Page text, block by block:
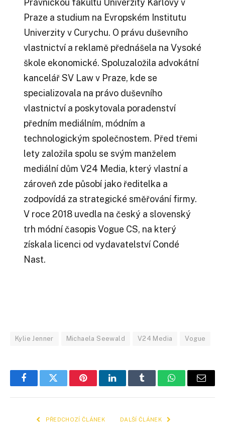
Praze a studium na Evropském Institutu
Univerzity v Curychu. O právu duševního
vlastnictví a reklamě přednášela na Vysoké
škole ekonomické. Spoluzaložila advokátní
kancelář SV Law v Praze, kde se
specializovala na právo duševního
vlastnictví a poskytovala poradenství
předním mediálním, módním a
technologickým společnostem. Před třemi
lety založila spolu se svým manželem
mediální dům V24 Media, který vlastní a
zároveň zde působí jako ředitelka a
zodpovídá za strategické směřování firmy.
V roce 2018 uvedla na český a slovenský
trh módní časopis Vogue CS, na který
získala licenci od vydavatelství Condé
Nast.
Kylie Jenner Michaela Seewald V24 Media Vogue
FacebookTwitter PinterestLinkedInTumblr WhatsApp
E-
PŘEDCHOZÍ ČLÁNEK DALŠÍ ČLÁNEK